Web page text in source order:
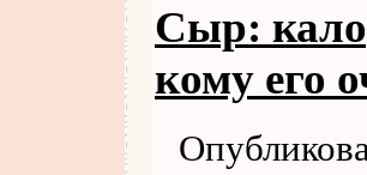
Сыр:
кому его